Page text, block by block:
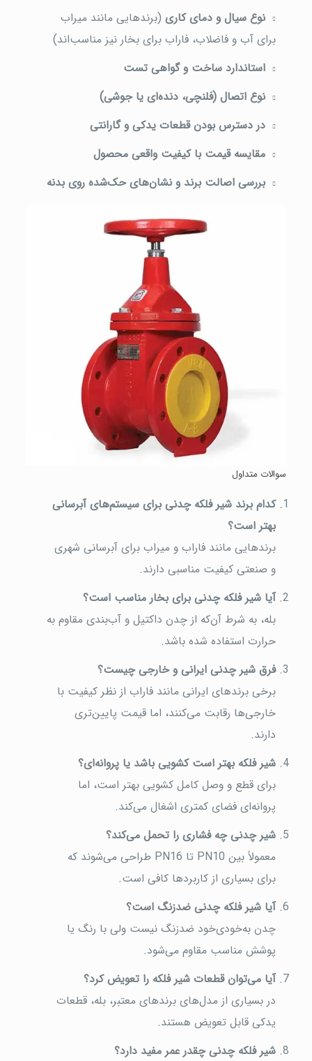
نوع سیال و دمای کاری(برندهایی مانند میراب
برای آب و فاضلاب، فاراب برای بخار نیز مناسب‌اند)
استاندارد ساخت و گواهی تست
نوع اتصال (فلنچی، دنده‌ای یا جوشی)
در دسترس بودن قطعات یدکی و گارانتی
مقایسه قیمت با کیفیت واقعی محصول
بررسی اصالت برند و نشان‌های حک‌شده روی بدنه
سوالات متداول
کدام برند شیر فلکه چدنی برای سیستم‌های آبرسانی
بهتر است؟
برندهایی مانند فاراب و میراب برای آبرسانی شهری
و صنعتی کیفیت مناسبی دارند.
آیا شیر فلکه چدنی برای بخار مناسب است؟
بله، به شرط آن‌که از چدن داکتیل و آب‌بندی مقاوم به
حرارت استفاده شده باشد.
فرق شیر چدنی ایرانی و خارجی چیست؟
برخی برندهای ایرانی مانند فاراب از نظر کیفیت با
خارجی‌ها رقابت می‌کنند، اما قیمت پایین‌تری
دارند.
شیر فلکه بهتر است کشویی باشد یا پروانه‌ای؟
برای قطع و وصل کامل کشویی بهتر است، اما
پروانه‌ای فضای کمتری اشغال می‌کند.
شیر چدنی چه فشاری را تحمل می‌کند؟
معمولاً بین PN10 تا PN16 طراحی می‌شوند که
برای بسیاری از کاربردها کافی است.
آیا شیر فلکه چدنی ضدزنگ است؟
چدن به‌خودی‌خود ضدزنگ نیست ولی با رنگ یا
پوشش مناسب مقاوم می‌شود.
آیا می‌توان قطعات شیر فلکه را تعویض کرد؟
در بسیاری از مدل‌های برندهای معتبر، بله، قطعات
یدکی قابل تعویض هستند.
شیر فلکه چدنی چقدر عمر مفید دارد؟